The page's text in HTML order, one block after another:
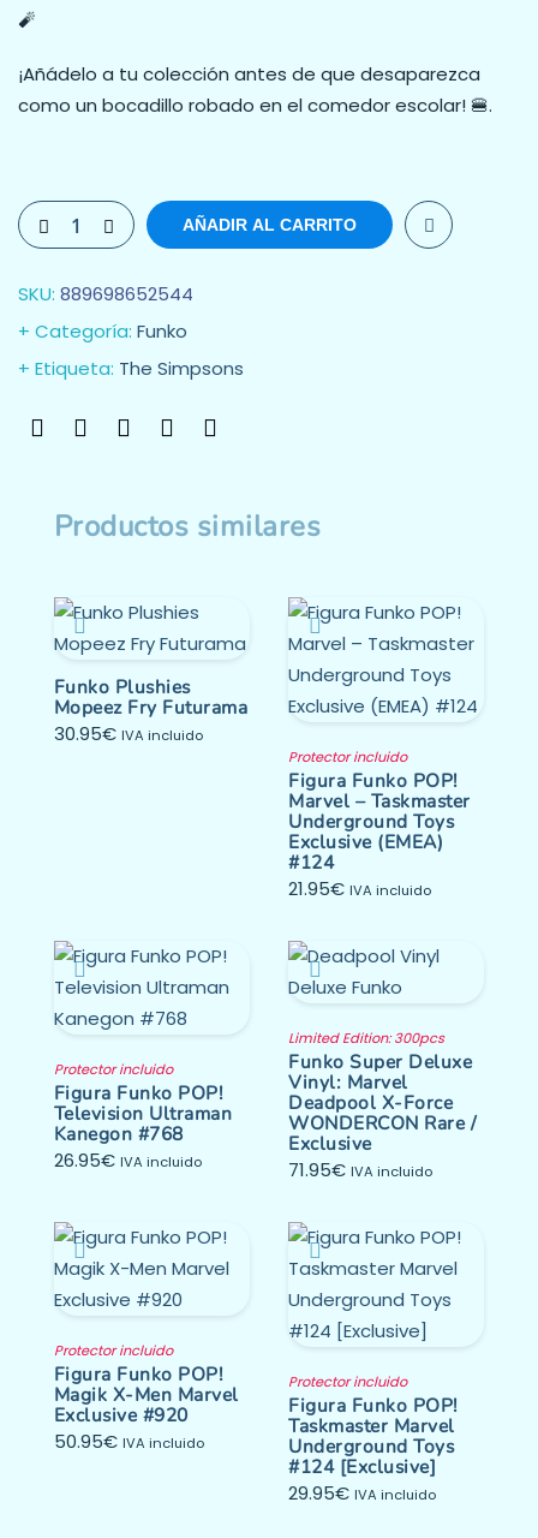
🧨
¡Añádelo a tu colección antes de que desaparezca
como un bocadillo robado en el comedor escolar! 🍔.
AÑADIR AL CARRITO
SKU: 889698652544
Categoría: Funko
Etiqueta: The Simpsons
Productos similares
Funko Plushies
Mopeez Fry Futurama
30.95€ IVA incluido
Protector incluido
Figura Funko POP!
Marvel – Taskmaster
Underground Toys
Exclusive (EMEA)
#124
21.95€ IVA incluido
Protector incluido
Figura Funko POP!
Television Ultraman
Kanegon #768
26.95€ IVA incluido
Limited Edition: 300pcs
Funko Super Deluxe
Vinyl: Marvel
Deadpool X-Force
WONDERCON Rare /
Exclusive
71.95€ IVA incluido
Protector incluido
Figura Funko POP!
Magik X-Men Marvel
Exclusive #920
50.95€ IVA incluido
Protector incluido
Figura Funko POP!
Taskmaster Marvel
Underground Toys
#124 [Exclusive]
29.95€ IVA incluido